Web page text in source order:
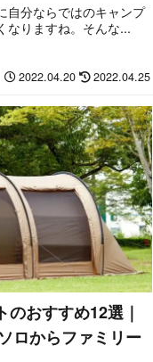
自分ならではのキャンプ
なりますね。そんな...
2022.04.20 2022.04.25
のおすすめ12選｜
ロからファミリー